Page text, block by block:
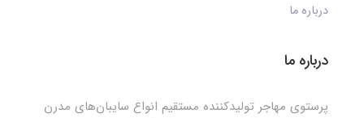
درباره ما
درباره ما
پرستوی مهاجر تولیدکننده مستقیم انواع سایبان‌های مدرن